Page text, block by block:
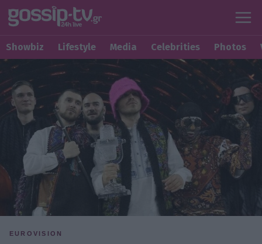
Showbiz Lifestyle Media Celebrities Photos
EUROVISION